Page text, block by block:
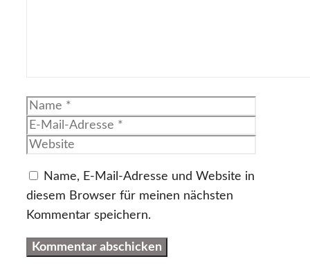
Name
Name, E-Mail-Adresse und Website in
diesem Browser für meinen nächsten
Kommentar speichern.